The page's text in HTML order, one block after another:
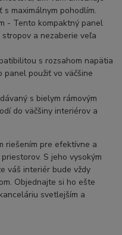
maximálnym pohodlím.
- Tento kompaktný panel
a nezaberie veľa
s rozsahom napätia
použiť vo väčšine
s bielym rámovým
do väčšiny interiérov a
riešením pre efektívne a
S jeho vysokým
váš interiér bude vždy
Objednajte si ho ešte
svetlejším a